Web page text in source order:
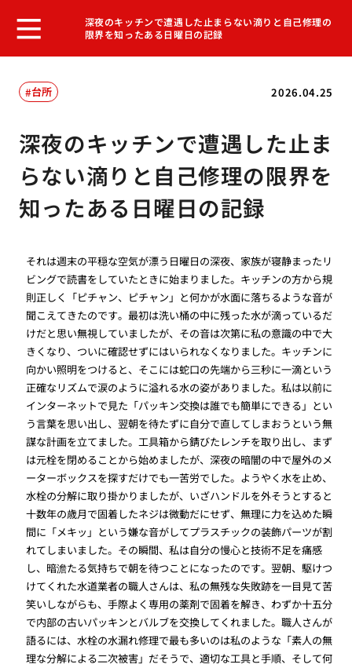
深夜のキッチンで遭遇した止まらない滴りと自己修理の
限界を知ったある日曜日の記録
2026.04.25
台所
深夜のキッチンで遭遇した止ま
らない滴りと自己修理の限界を
知ったある日曜日の記録
それは週末の平穏な空気が漂う日曜日の深夜、家族が寝静まったリ
ビングで読書をしていたときに始まりました。キッチンの方から規
則正しく「ピチャン、ピチャン」と何かが水面に落ちるような音が
聞こえてきたのです。最初は洗い桶の中に残った水が滴っているだ
けだと思い無視していましたが、その音は次第に私の意識の中で大
きくなり、ついに確認せずにはいられなくなりました。キッチンに
向かい照明をつけると、そこには蛇口の先端から三秒に一滴という
正確なリズムで涙のように溢れる水の姿がありました。私は以前に
インターネットで見た「パッキン交換は誰でも簡単にできる」とい
う言葉を思い出し、翌朝を待たずに自分で直してしまおうという無
謀な計画を立てました。工具箱から錆びたレンチを取り出し、まず
は元栓を閉めることから始めましたが、深夜の暗闇の中で屋外のメ
ーターボックスを探すだけでも一苦労でした。ようやく水を止め、
水栓の分解に取り掛かりましたが、いざハンドルを外そうとすると
十数年の歳月で固着したネジは微動だにせず、無理に力を込めた瞬
間に「メキッ」という嫌な音がしてプラスチックの装飾パーツが割
れてしまいました。その瞬間、私は自分の慢心と技術不足を痛感
し、暗澹たる気持ちで朝を待つことになったのです。翌朝、駆けつ
けてくれた水道業者の職人さんは、私の無残な失敗跡を一目見て苦
笑いしながらも、手際よく専用の薬剤で固着を解き、わずか十五分
で内部の古いパッキンとバルブを交換してくれました。職人さんが
語るには、水栓の水漏れ修理で最も多いのは私のような「素人の無
理な分解による二次被害」だそうで、適切な工具と手順、そして何